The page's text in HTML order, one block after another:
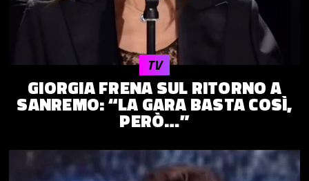
GIORGIA FRENA SUL RITORNO A
SANREMO: “LA GARA BASTA COSÌ,
PERÒ…”
TV